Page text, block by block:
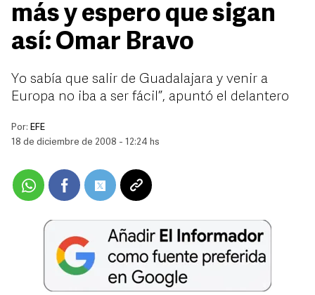
más y espero que sigan
así: Omar Bravo
Yo sabía que salir de Guadalajara y venir a
Europa no iba a ser fácil”, apuntó el delantero
Por: EFE
18 de diciembre de 2008 - 12:24 hs